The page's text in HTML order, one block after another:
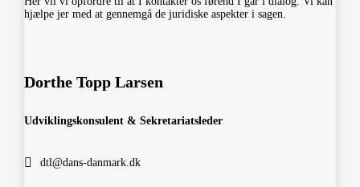
hjælpe jer med at gennemgå de juridiske aspekter i sagen.
Dorthe Topp Larsen
Udviklingskonsulent & Sekretariatsleder
dtl@dans-danmark.dk